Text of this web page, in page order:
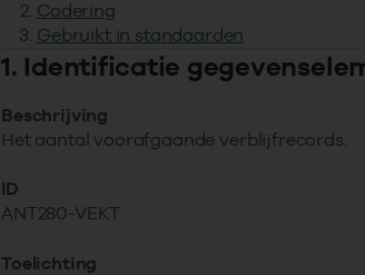
Codering
Gebruikt in standaarden
1. Identificatie
Beschrijving
Het aantal voorafgaande verblijfrecords.
ID
ANT280-VEKT
Toelichting